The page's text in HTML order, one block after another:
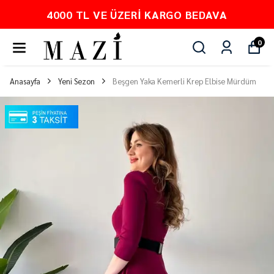
PEŞİN FİYATINA 3
0
Anasayfa Yeni Sezon Beşgen Yaka Kemerli Krep Elbise Mürdüm